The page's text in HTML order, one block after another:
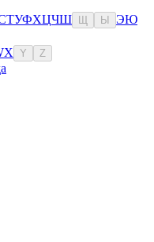
ТУФХЦЧШ Ы ЭЮ
X Y Z